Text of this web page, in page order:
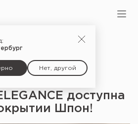
Нет, другой
доступна
Шпон!